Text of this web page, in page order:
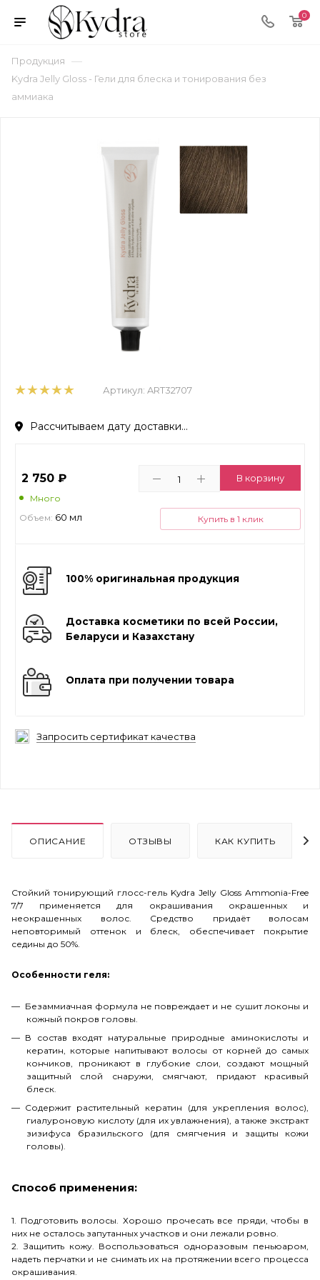
0
Продукция —
Kydra Jelly Gloss - Гели для блеска и тонирования без
аммиака
Артикул: ART32707
Рассчитываем дату доставки...
2 750 ₽
Много
Объем: 60 мл
В корзину
Купить в 1 клик
100% оригинальная продукция
Доставка косметики по всей России,
Беларуси и Казахстану
Оплата при получении товара
Запросить сертификат качества
ОПИСАНИЕ ОТЗЫВЫ КАК КУПИТЬ
Стойкий тонирующий глосс-гель Kydra Jelly Gloss Ammonia-Free
7/7 применяется для окрашивания окрашенных и
неокрашенных волос. Средство придаёт волосам
неповторимый оттенок и блеск, обеспечивает покрытие
седины до 50%.
Особенности геля:
Безаммиачная формула не повреждает и не сушит локоны и
кожный покров головы.
В состав входят натуральные природные аминокислоты и
кератин, которые напитывают волосы от корней до самых
кончиков, проникают в глубокие слои, создают мощный
защитный слой снаружи, смягчают, придают красивый
блеск.
Содержит растительный кератин (для укрепления волос),
гиалуроновую кислоту (для их увлажнения), а также экстракт
зизифуса бразильского (для смягчения и защиты кожи
головы).
Способ применения:
1. Подготовить волосы. Хорошо прочесать все пряди, чтобы в
них не осталось запутанных участков и они лежали ровно.
2. Защитить кожу. Воспользоваться одноразовым пеньюаром,
надеть перчатки и не снимать их на протяжении всего процесса
окрашивания.